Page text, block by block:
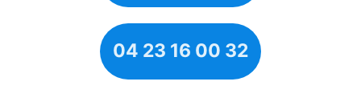
04 23 16 00 32